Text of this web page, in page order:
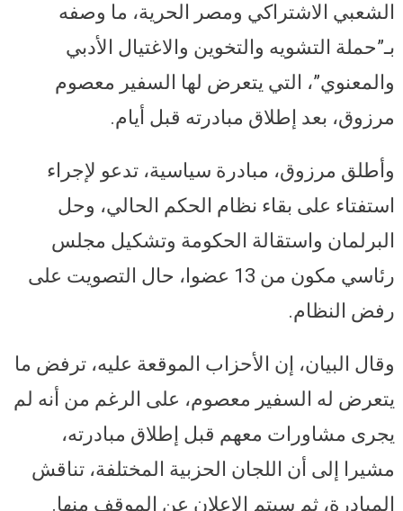
الشعبي الاشتراكي ومصر الحرية، ما وصفه
بـ”حملة التشويه والتخوين والاغتيال الأدبي
والمعنوي”، التي يتعرض لها السفير معصوم
مرزوق، بعد إطلاق مبادرته قبل أيام.
وأطلق مرزوق، مبادرة سياسية، تدعو لإجراء
استفتاء على بقاء نظام الحكم الحالي، وحل
البرلمان واستقالة الحكومة وتشكيل مجلس
رئاسي مكون من 13 عضوا، حال التصويت على
رفض النظام.
وقال البيان، إن الأحزاب الموقعة عليه، ترفض ما
يتعرض له السفير معصوم، على الرغم من أنه لم
يجرى مشاورات معهم قبل إطلاق مبادرته،
مشيرا إلى أن اللجان الحزبية المختلفة، تناقش
المبادرة، ثم سيتم الإعلان عن الموقف منها.